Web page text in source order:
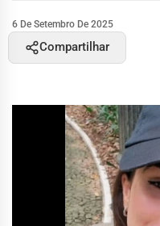
6 De Setembro De 2025
Compartilhar